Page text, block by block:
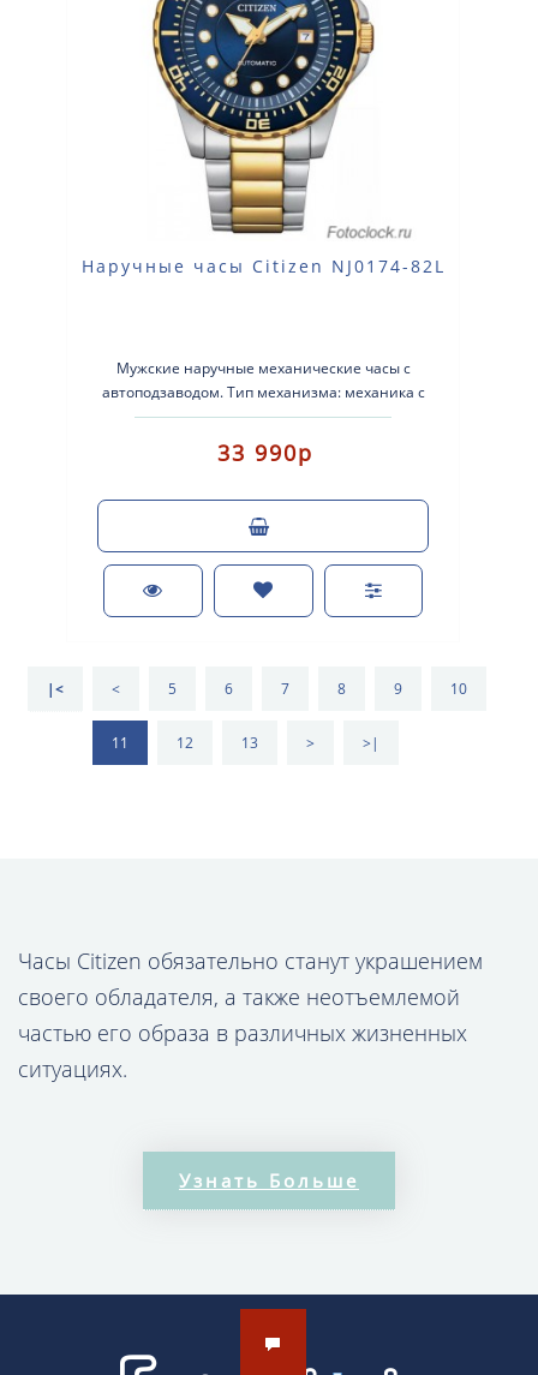
Наручные часы Citizen NJ0174-82L
Мужские наручные механические часы с
автоподзаводом. Тип механизма: механика с
автоподзаводом. Корпус: нержавеющая ст..
33 990р
|< < 5 6 7 8 9 10
11 12 13 > >|
Часы Citizen обязательно станут украшением
своего обладателя, а также неотъемлемой
частью его образа в различных жизненных
ситуациях.
найдёте дешевые модели. Это связано, главным
образом, с дорогими механизмами,
продукции, превышающей даже заявленные
Узнать Больше